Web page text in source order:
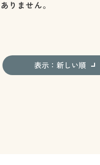
りません。
表示：新しい順